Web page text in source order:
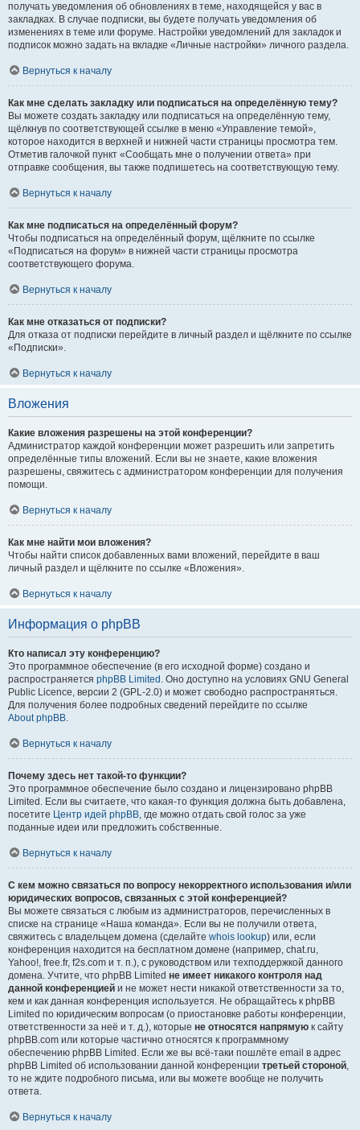
получать уведомления об обновлениях в теме, находящейся у вас в
закладках. В случае подписки, вы будете получать уведомления об
изменениях в теме или форуме. Настройки уведомлений для закладок и
подписок можно задать на вкладке «Личные настройки» личного раздела.
Вернуться к началу
Как мне сделать закладку или подписаться на определённую тему?
Вы можете создать закладку или подписаться на определённую тему,
щёлкнув по соответствующей ссылке в меню «Управление темой»,
которое находится в верхней и нижней части страницы просмотра тем.
Отметив галочкой пункт «Сообщать мне о получении ответа» при
отправке сообщения, вы также подпишетесь на соответствующую тему.
Вернуться к началу
Как мне подписаться на определённый форум?
Чтобы подписаться на определённый форум, щёлкните по ссылке
«Подписаться на форум» в нижней части страницы просмотра
соответствующего форума.
Вернуться к началу
Как мне отказаться от подписки?
Для отказа от подписки перейдите в личный раздел и щёлкните по ссылке
«Подписки».
Вернуться к началу
Вложения
Какие вложения разрешены на этой конференции?
Администратор каждой конференции может разрешить или запретить
определённые типы вложений. Если вы не знаете, какие вложения
разрешены, свяжитесь с администратором конференции для получения
помощи.
Вернуться к началу
Как мне найти мои вложения?
Чтобы найти список добавленных вами вложений, перейдите в ваш
личный раздел и щёлкните по ссылке «Вложения».
Вернуться к началу
Информация о phpBB
Кто написал эту конференцию?
Это программное обеспечение (в его исходной форме) создано и
распространяется phpBB Limited . Оно доступно на условиях GNU General
Public Licence, версии 2 (GPL-2.0) и может свободно распространяться.
Для получения более подробных сведений перейдите по ссылке
About phpBB.
Вернуться к началу
Почему здесь нет такой-то функции?
Это программное обеспечение было создано и лицензировано phpBB
Limited. Если вы считаете, что какая-то функция должна быть добавлена,
посетите Центр идей phpBB, где можно отдать свой голос за уже
поданные идеи или предложить собственные.
Вернуться к началу
С кем можно связаться по вопросу некорректного использования и/или
юридических вопросов, связанных с этой конференцией?
Вы можете связаться с любым из администраторов, перечисленных в
списке на странице «Наша команда». Если вы не получили ответа,
свяжитесь с владельцем домена (сделайте whois lookup) или, если
конференция находится на бесплатном домене (например, chat.ru,
Yahoo!, free.fr, f2s.com и т. п.), с руководством или техподдержкой данного
домена. Учтите, что phpBB Limited не имеет никакого контроля над
данной конференцией и не может нести никакой ответственности за то,
кем и как данная конференция используется. Не обращайтесь к phpBB
Limited по юридическим вопросам (о приостановке работы конференции,
ответственности за неё и т. д.), которые не относятся напрямую к сайту
phpBB.com или которые частично относятся к программному
обеспечению phpBB Limited. Если же вы всё-таки пошлёте email в адрес
phpBB Limited об использовании данной конференции третьей стороной,
то не ждите подробного письма, или вы можете вообще не получить
ответа.
Вернуться к началу